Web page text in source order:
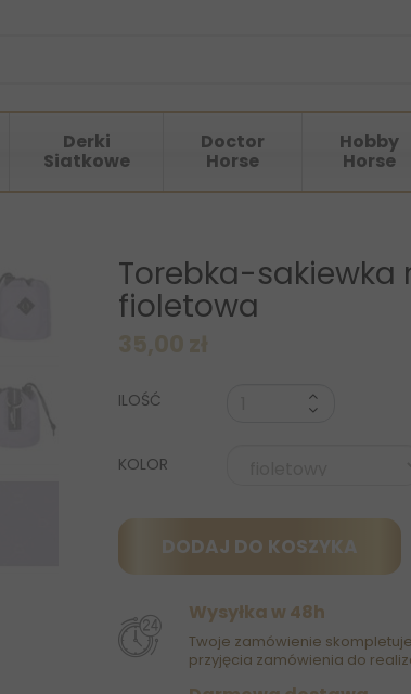
Derki
Siatkowe
Doctor
Horse
Hobby
Horse
Torebka-sakiewka
fioletowa
ILOŚĆ
KOLOR
DODAJ DO KOSZYKA
Wysyłka w 48h
Twoje zamówienie
przyjęcia zamówienia do